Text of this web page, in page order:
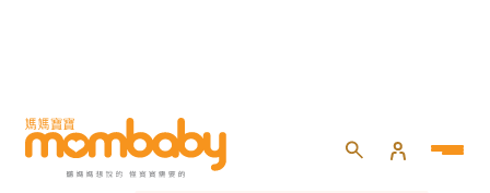
HOME 親子 親子旅遊
專訪西班牙藝術家 Anna &